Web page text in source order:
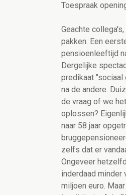
Toespraak
Geachte
pakken. Een
pensioenleeftijd
Dergelijke
predikaat "sociaal
na de andere.
de vraag of we
oplossen?
naar 58 jaar
zelfs dat er
Ongeveer
inderdaad minder
miljoen euro.